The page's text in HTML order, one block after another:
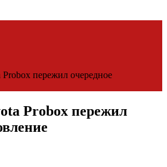
пережил очередное
Probox пережил